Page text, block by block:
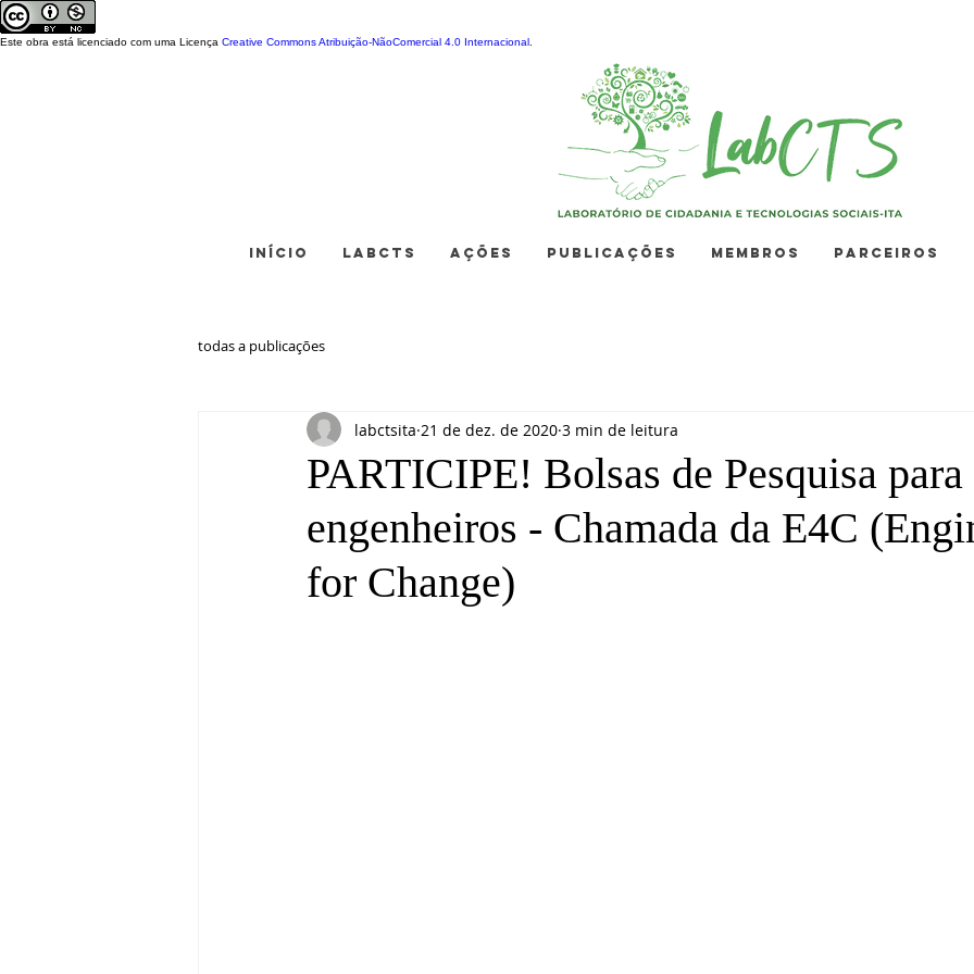
Este obra está licenciado com uma Licença Creative Commons Atribuição-NãoComercial 4.0 Internacional
INÍCIO LABCTS AÇÕES PUBLICAÇÕES MEMBROS PARCEIROS
todas a publicações
PARTICIPE! Bolsas de Pesquisa para
engenheiros - Chamada da E4C
for Change)
labctsita 21 de dez. de 2020 3 min de leitura